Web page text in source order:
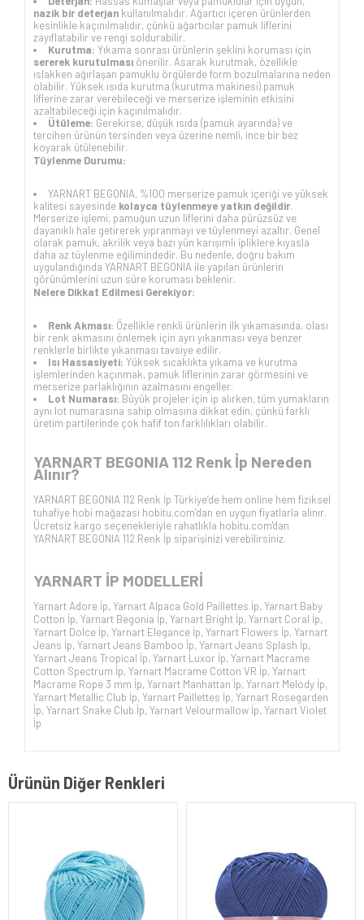
nazik bir deterjan kullanılmalıdır. Ağartıcı içeren ürünlerden
kesinlikle kaçınılmalıdır, çünkü ağartıcılar pamuk liflerini
zayıflatabilir ve rengi soldurabilir.
Kurutma: Yıkama sonrası ürünlerin şeklini koruması için
sererek kurutulması önerilir. Asarak kurutmak, özellikle
ıslakken ağırlaşan pamuklu örgülerde form bozulmalarına neden
olabilir. Yüksek ısıda kurutma (kurutma makinesi) pamuk
liflerine zarar verebileceği ve merserize işleminin etkisini
azaltabileceği için kaçınılmalıdır.
Ütüleme: Gerekirse, düşük ısıda (pamuk ayarında) ve
tercihen ürünün tersinden veya üzerine nemli, ince bir bez
koyarak ütülenebilir.
Tüylenme Durumu:
YARNART BEGONIA, %100 merserize pamuk içeriği ve yüksek
kalitesi sayesinde kolayca tüylenmeye yatkın değildir.
Merserize işlemi, pamuğun uzun liflerini daha pürüzsüz ve
dayanıklı hale getirerek yıpranmayı ve tüylenmeyi azaltır. Genel
olarak pamuk, akrilik veya bazı yün karışımlı ipliklere kıyasla
daha az tüylenme eğilimindedir. Bu nedenle, doğru bakım
uygulandığında YARNART BEGONIA ile yapılan ürünlerin
görünümlerini uzun süre koruması beklenir.
Nelere Dikkat Edilmesi Gerekiyor:
Renk Akması: Özellikle renkli ürünlerin ilk yıkamasında, olası
bir renk akmasını önlemek için ayrı yıkanması veya benzer
renklerle birlikte yıkanması tavsiye edilir.
Isı Hassasiyeti: Yüksek sıcaklıkta yıkama ve kurutma
işlemlerinden kaçınmak, pamuk liflerinin zarar görmesini ve
merserize parlaklığının azalmasını engeller.
Lot Numarası: Büyük projeler için ip alırken, tüm yumakların
aynı lot numarasına sahip olmasına dikkat edin, çünkü farklı
üretim partilerinde çok hafif ton farklılıkları olabilir.
YARNART BEGONIA 112 Renk İp Nereden
Alınır?
YARNART BEGONIA 112 Renk İp Türkiye’de hem online hem fiziksel
tuhafiye hobi mağazası hobitu.com’dan en uygun fiyatlarla alınır.
Ücretsiz kargo seçenekleriyle rahatlıkla hobitu.com'dan
YARNART BEGONIA 112 Renk İp siparişinizi verebilirsiniz.
YARNART İP MODELLERİ
Yarnart Adore İp, Yarnart Alpaca Gold Paillettes İp, Yarnart Baby
Cotton İp, Yarnart Begonia İp, Yarnart Bright İp, Yarnart Coral İp,
Yarnart Dolce İp, Yarnart Elegance İp, Yarnart Flowers İp, Yarnart
Jeans İp, Yarnart Jeans Bamboo İp, Yarnart Jeans Splash İp,
Yarnart Jeans Tropical İp, Yarnart Luxor İp, Yarnart Macrame
Cotton Spectrum İp, Yarnart Macrame Cotton VR İp, Yarnart
Macrame Rope 3 mm İp, Yarnart Manhattan İp, Yarnart Melody İp,
Yarnart Metallic Club İp, Yarnart Paillettes İp, Yarnart Rosegarden
İp, Yarnart Snake Club İp, Yarnart Velourmallow İp, Yarnart Violet
İp
Ürünün Diğer Renkleri